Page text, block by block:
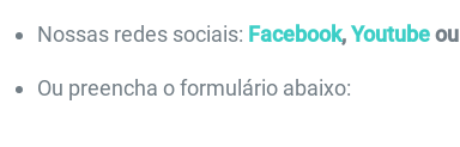
Nossas redes sociais: Facebook,Youtubeou
Ou preencha o formulário abaixo: